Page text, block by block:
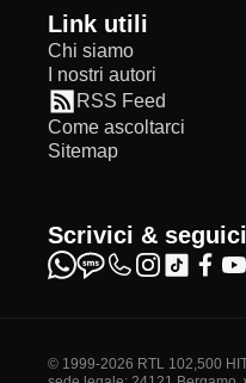
Link utili
Chi siamo
I nostri autori
RSS Feed
Come ascoltarci
Sitemap
Scrivici &
© 1999-2026 RTL 102,500